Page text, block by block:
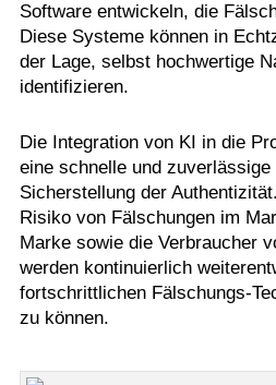
Software entwickeln, die
Diese Systeme können in
der Lage, selbst hochwertige
identifizieren.
Die Integration von KI in die
eine schnelle und zuverlässige
Sicherstellung der
Risiko von Fälschungen im
Marke sowie die Verbraucher
werden kontinuierlich
fortschrittlichen Fälschungs-
zu können.